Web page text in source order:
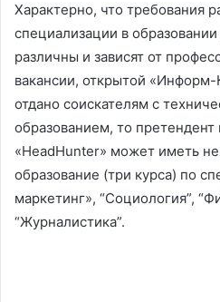
Характерно, что требования
специализации в
различны и зависят от
вакансии, открытой «Информ-
отдано соискателям с
образованием, то
«HeadHunter» может иметь
образование (три курса) по
маркетинг», “Социология”,
“Журналистика”.